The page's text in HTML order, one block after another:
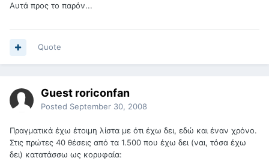
Αυτά προς το παρόν...
Quote
Guest roriconfan
Posted September 30, 2008
Πραγματικά έχω έτοιμη λίστα με ότι έχω δει, εδώ και έναν χρόνο.
Στις πρώτες 40 θέσεις από τα 1.500 που έχω δει (ναι, τόσα έχω
δει) κατατάσσω ως κορυφαία: